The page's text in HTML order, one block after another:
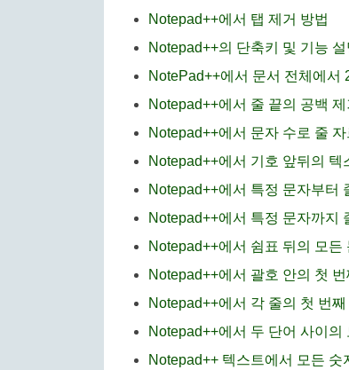
Notepad++에서 탭 제거 방법
Notepad++의 단축키 및 기능 설
NotePad++에서 문서 전체에서
Notepad++에서 줄 끝의 공백 제
Notepad++에서 문자 수로 줄 자
Notepad++에서 기호 앞뒤의 텍
Notepad++에서 특정 문자부터
Notepad++에서 특정 문자까지
Notepad++에서 쉼표 뒤의 모든
Notepad++에서 괄호 안의 첫
Notepad++에서 각 줄의 첫 번
Notepad++에서 두 단어 사이의
Notepad++ 텍스트에서 모든 숫